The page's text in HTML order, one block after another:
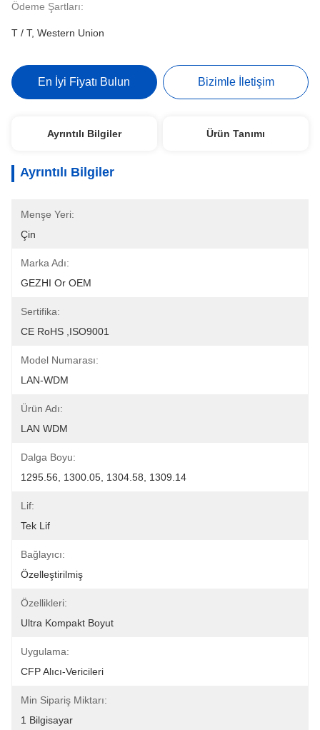
Ödeme Şartları:
T / T, Western Union
En İyi Fiyatı Bulun Bizimle İletişim
Ayrıntılı Bilgiler Ürün Tanımı
Ayrıntılı Bilgiler
Menşe Yeri:
Çin
Marka Adı:
GEZHI Or OEM
Sertifika:
CE RoHS ,ISO9001
Model Numarası:
LAN-WDM
Ürün Adı:
LAN WDM
Dalga Boyu:
1295.56, 1300.05, 1304.58, 1309.14
Lif:
Tek Lif
Bağlayıcı:
Özelleştirilmiş
Özellikleri:
Ultra Kompakt Boyut
Uygulama:
CFP Alıcı-Vericileri
Min Sipariş Miktarı:
1 Bilgisayar